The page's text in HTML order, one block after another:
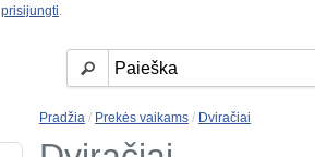
prisijungti.
Pradžia / Prekės vaikams / Dviračiai